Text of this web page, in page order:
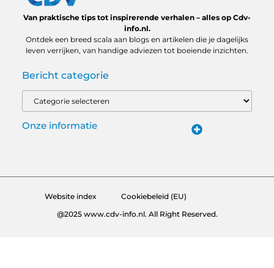
Van praktische tips tot inspirerende verhalen – alles op Cdv-
info.nl.
Ontdek een breed scala aan blogs en artikelen die je dagelijks
leven verrijken, van handige adviezen tot boeiende inzichten.
Bericht categorie
Onze informatie
Website index
Cookiebeleid (EU)
@2025 www.cdv-info.nl. All Right Reserved.